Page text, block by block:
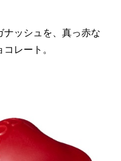
ッシュを、真っ赤な
レート。